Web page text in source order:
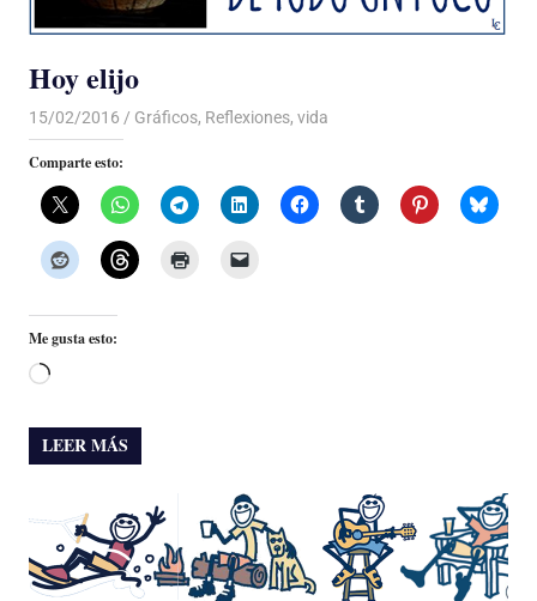
Hoy elijo
15/02/2016 Luis Castellanos
Gráficos, Reflexiones, vida
Comparte esto:
Me gusta esto:
Cargando...
LEER MÁS